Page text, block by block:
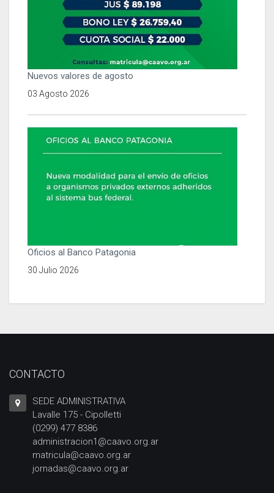
Nuevos valores de agosto
03 Agosto 2026
Oficios al Banco Patagonia
30 Julio 2026
CONTACTO
SEDE ADMINISTRATIVA
Lavalle 175 - Cipolletti
(0299) 477 8386
administracion1@caavo.org.ar
matricula@caavo.org.ar
jornadas@caavo.org.ar